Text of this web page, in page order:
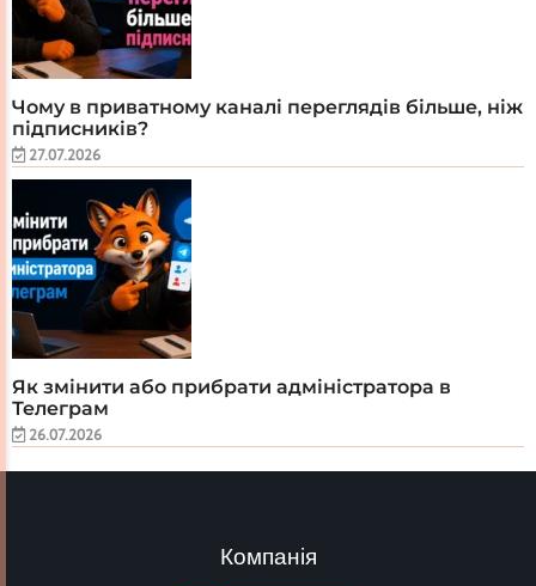
Чому в приватному каналі переглядів більше, ніж
підписників?
27.07.2026
Як змінити або прибрати адміністратора в
Телеграм
26.07.2026
Компанія